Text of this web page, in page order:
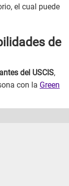
el cual puede
de
del USCIS,
con la Green